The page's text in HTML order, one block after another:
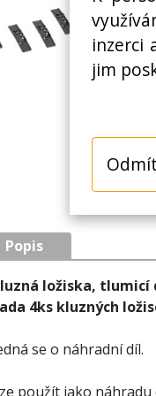
inzerci
jim
Popis
ložiska, tlumicí
4ks kluzných
se o náhradní díl.
použít jako náhradu